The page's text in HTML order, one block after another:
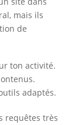
mais ils
de
ton activité.
adaptés.
requêtes très